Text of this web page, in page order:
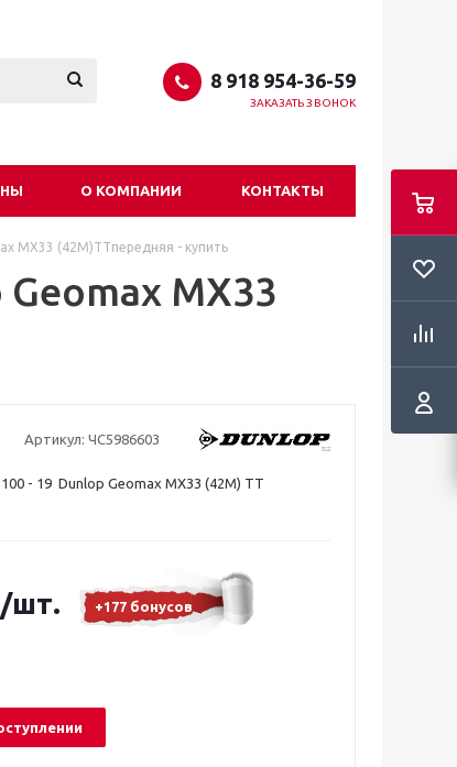
8 918 954-36-59
ЗАКАЗАТЬ ЗВОНОК
О КОМПАНИИ КОНТАКТЫ
MX33 (42M)TTпередняя - купить
MX33
Артикул: ЧС5986603
- 19 Dunlop Geomax MX33 (42M) TT
/шт. +177 бонусов